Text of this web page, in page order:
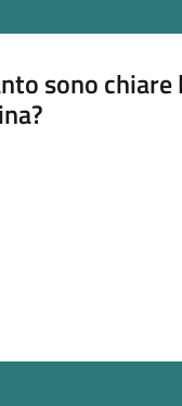
sono
5 stelle su 5
4 stelle su 5
3 stelle su 5
2 stelle su 5